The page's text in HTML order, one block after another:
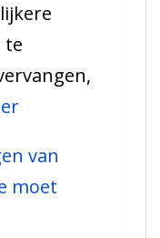
te
:
alle
informatie
van
moet